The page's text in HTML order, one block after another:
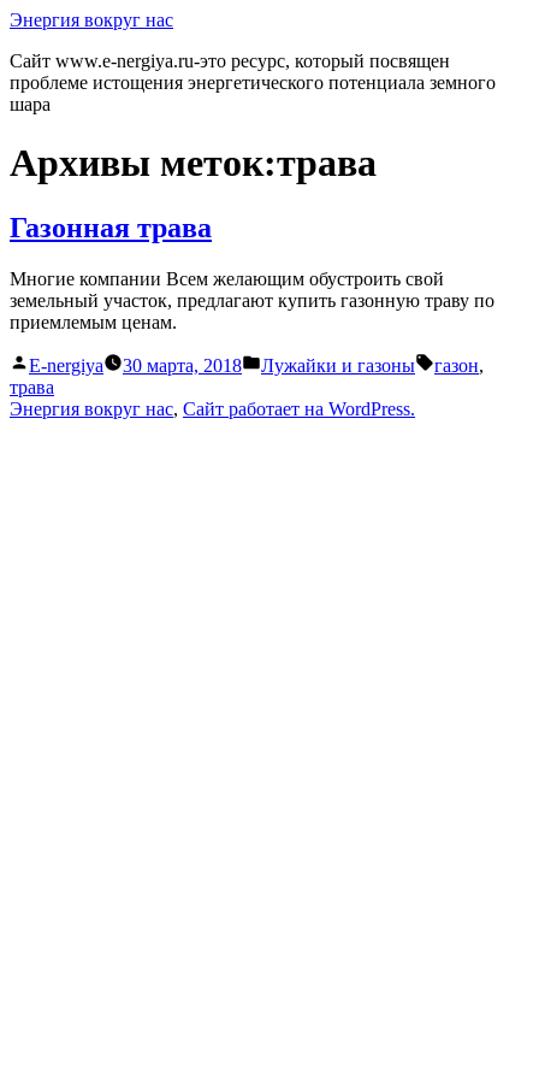
Перейти
содержимому
Энергия вокруг нас
Сайт www.e-nergiya.ru-это ресурс, который посвящен
проблеме истощения энергетического потенциала земного
шара
Архивы меток:трава
Газонная трава
Многие компании Всем желающим обустроить свой
земельный участок, предлагают купить газонную траву по
приемлемым ценам.
Написано
автором
E-nergiya 30 марта, 2018
Написано
Лужайки и газоны Метки:
газон,
трава
Энергия вокруг нас, Сайт работает на WordPress.